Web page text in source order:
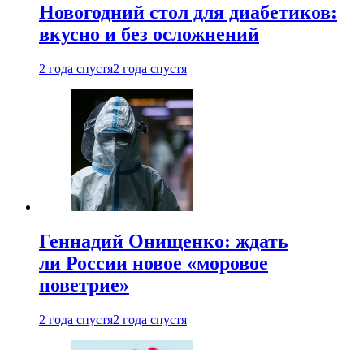
Новогодний стол для диабетиков:
вкусно и без осложнений
2 года спустя2 года спустя
Геннадий Онищенко: ждать
ли России новое «моровое
поветрие»
2 года спустя2 года спустя